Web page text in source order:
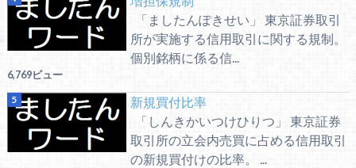
「ましたんぽきせい」 東京証券取引
所が実施する信用取引に関する規制。
個別銘柄に係る信...
6,769ビュー
新規買付比率
「しんきかいつけひりつ」 東京証券
取引所の立会内売買に占める信用取引
の新規買付けの比率。 ...